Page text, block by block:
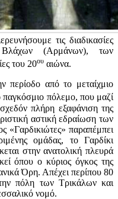
τις διαδικασίες
Βλάχων (Αρμάνων), των
του 20ου αιώνα.
περίοδο από το μεταίχμιο
πόλεμο, που μαζί
πλήρη εξαφάνιση της
αστική εδραίωση των
«Γαρδικιώτες» παραπέμπει
ομάδας, το Γαρδίκι
στην ανατολική πλευρά
όπου ο κύριος όγκος της
Όρη. Απέχει περίπου 80
πόλη των Τρικάλων και
νομό.